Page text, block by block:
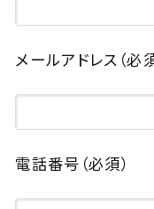
メールアドレス （必
電話番号 （必須）